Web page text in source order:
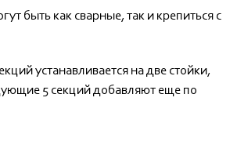
быть как сварные, так и крепиться с
устанавливается на две стойки,
5 секций добавляют еще по